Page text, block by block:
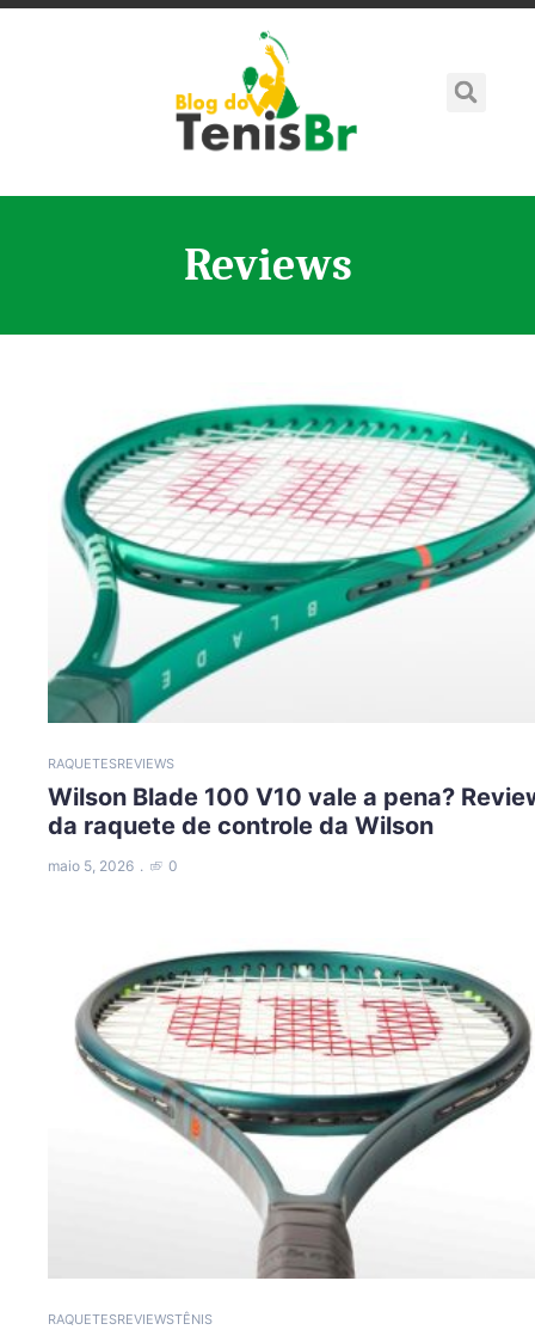
Reviews
RAQUETESREVIEWS
Wilson Blade 100 V10 vale a pena?
da raquete de controle da Wilson
maio 5, 2026 0
RAQUETESREVIEWSTÊNIS